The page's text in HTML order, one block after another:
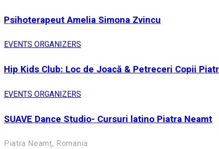
Psihoterapeut Amelia Simona Zvincu
EVENTS ORGANIZERS
Hip Kids Club: Loc de Joacă & Petreceri Copii
EVENTS ORGANIZERS
SUAVE Dance Studio- Cursuri latino Piatra Neamt
Piatra Neamț, Romania